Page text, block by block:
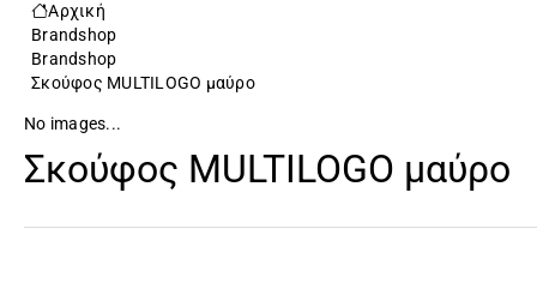
Αρχική
Brandshop
Brandshop
Σκούφος MULTILOGO μαύρο
No images...
Σκούφος MULTILOGO μαύρο